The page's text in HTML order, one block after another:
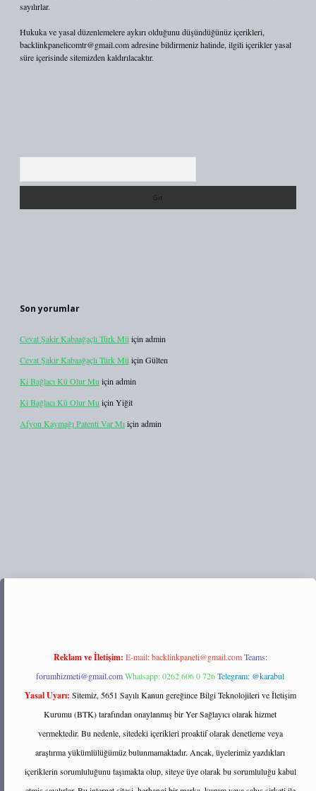
sayılırlar.
Hukuka ve yasal düzenlemelere aykırı olduğunu düşündüğünüz içerikleri,
backlinkpanelicomtr@gmail.comadresine bildirmeniz halinde, ilgili içerikler yasal
süre içerisinde sitemizden kaldırılacaktır.
Son yorumlar
Cevat Şakir Kabaağaçlı Türk Mü için admin
Cevat Şakir Kabaağaçlı Türk Mü için Gülten
Ki Bağlacı Kü Olur Mu için admin
Ki Bağlacı Kü Olur Mu için Yiğit
Afyon Kaymağı Patenti Var Mıiçin admin
Reklam ve İletişim: E-mail:backlinkpaneli@gmail.com Teams:
forumhizmeti@gmail.comWhatsapp: 0262 606 0 726Telegram: @karabul
Yasal Uyarı: Sitemiz, 5651 Sayılı Kanun gereğince Bilgi Teknolojileri ve İletişim
Kurumu (BTK) tarafından onaylanmış bir Yer Sağlayıcı olarak hizmet
vermektedir. Bu nedenle, sitedeki içerikleri proaktif olarak denetleme veya
araştırma yükümlülüğümüz bulunmamaktadır. Ancak, üyelerimiz yazdıkları
içeriklerin sorumluluğunu taşımakta olup, siteye üye olarak bu sorumluluğu kabul